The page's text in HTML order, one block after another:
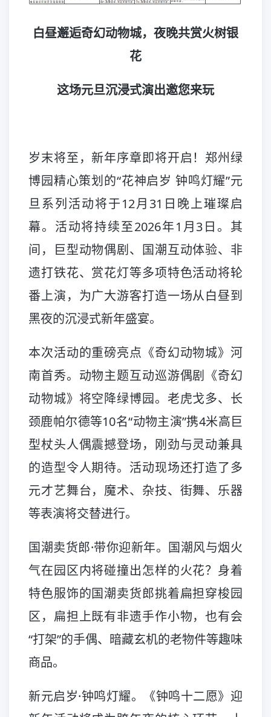
白昼邂逅奇幻动物城，夜晚共赏火树银
花
这场元旦沉浸式演出邀您来玩
岁末将至，新年序章即将开启！郑州绿
博园精心策划的“花神启岁 钟鸣灯耀”元
旦系列活动将于12月31日晚上璀璨启
幕。活动将持续至2026年1月3日。其
间，巨型动物偶剧、国潮互动体验、非
遗打铁花、赏花灯等多项特色活动将轮
番上演，为广大游客打造一场从白昼到
黑夜的沉浸式新年盛宴。
本次活动的重磅亮点《奇幻动物城》河
南首秀。动物主题互动巡游偶剧《奇幻
动物城》将空降绿博园。老虎戈多、长
颈鹿帕尔德等10名“动物主演”携4米高巨
型杖头人偶震撼登场，刚劲与灵动兼具
的造型令人期待。活动现场还打造了多
元才艺舞台，魔术、杂技、街舞、乐器
等表演将交替进行。
国潮卖货郎·带你迎新年。国潮风与烟火
气在园区内将碰撞出怎样的火花？身着
特色服饰的国潮卖货郎挑着扁担穿梭园
区，扁担上既有非遗手作小物，也有会
“打架”的手偶、暗藏玄机的老物件等趣味
商品。
新元启岁·钟鸣灯耀。《钟鸣十二愿》迎